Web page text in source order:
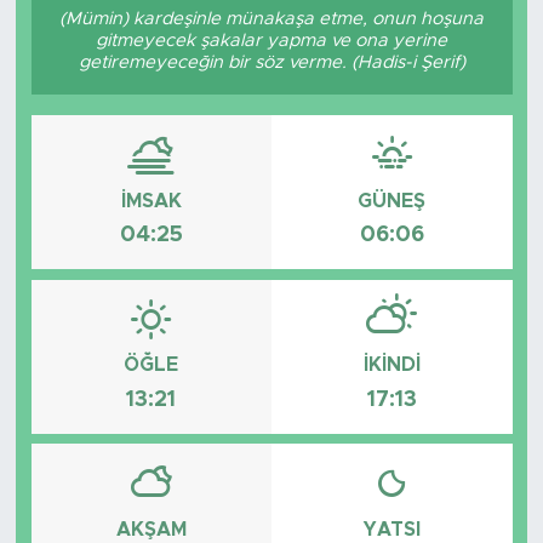
(Mümin) kardeşinle münakaşa etme, onun hoşuna
gitmeyecek şakalar yapma ve ona yerine
getiremeyeceğin bir söz verme. (Hadis-i Şerif)
İMSAK
04:25
GÜNEŞ
06:06
ÖĞLE
13:21
İKINDI
17:13
AKŞAM YATSI